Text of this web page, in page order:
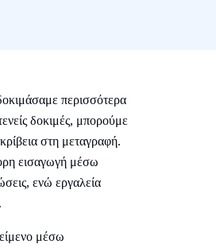
περισσότερα
δοκιμές, μπορούμε
στη μεταγραφή.
εισαγωγή μέσω
ενώ εργαλεία
μέσω